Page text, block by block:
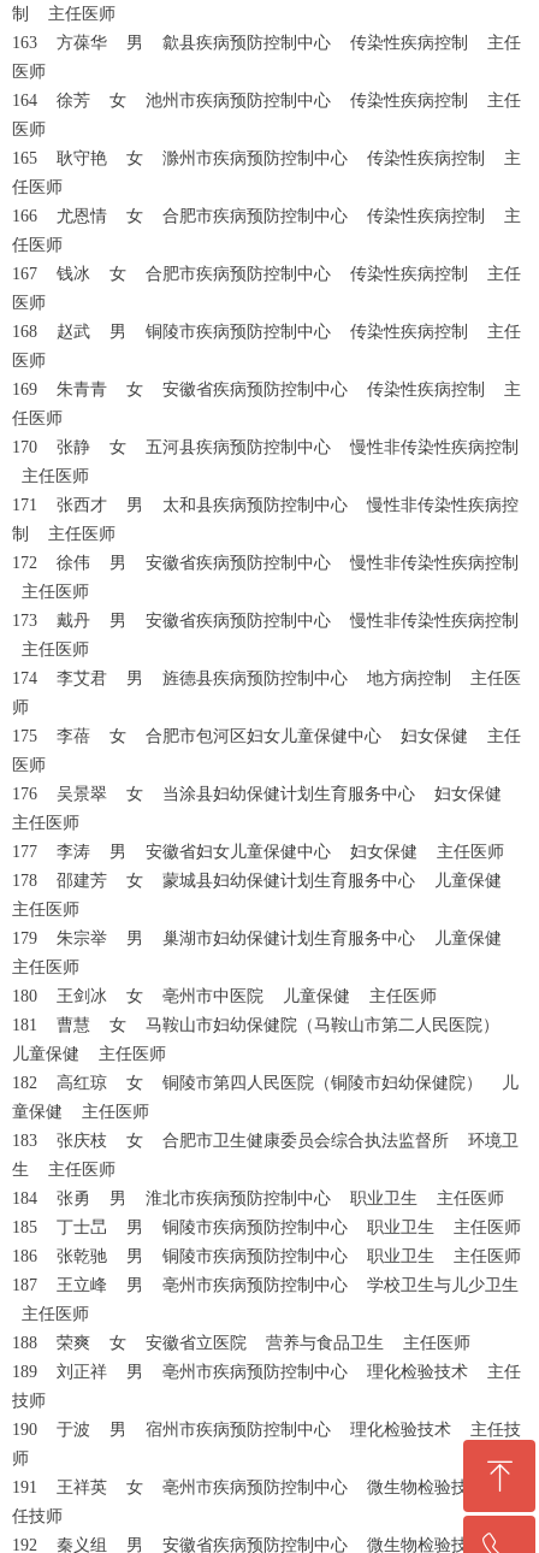
制 主任医师
163 方葆华 男 歙县疾病预防控制中心 传染性疾病控制 主任
医师
164 徐芳 女 池州市疾病预防控制中心 传染性疾病控制 主任
医师
165 耿守艳 女 滁州市疾病预防控制中心 传染性疾病控制 主
任医师
166 尤恩情 女 合肥市疾病预防控制中心 传染性疾病控制 主
任医师
167 钱冰 女 合肥市疾病预防控制中心 传染性疾病控制 主任
医师
168 赵武 男 铜陵市疾病预防控制中心 传染性疾病控制 主任
医师
169 朱青青 女 安徽省疾病预防控制中心 传染性疾病控制 主
任医师
170 张静 女 五河县疾病预防控制中心 慢性非传染性疾病控制
主任医师
171 张西才 男 太和县疾病预防控制中心 慢性非传染性疾病控
制 主任医师
172 徐伟 男 安徽省疾病预防控制中心 慢性非传染性疾病控制
主任医师
173 戴丹 男 安徽省疾病预防控制中心 慢性非传染性疾病控制
主任医师
174 李艾君 男 旌德县疾病预防控制中心 地方病控制 主任医
师
175 李蓓 女 合肥市包河区妇女儿童保健中心 妇女保健 主任
医师
176 吴景翠 女 当涂县妇幼保健计划生育服务中心 妇女保健
主任医师
177 李涛 男 安徽省妇女儿童保健中心 妇女保健 主任医师
178 邵建芳 女 蒙城县妇幼保健计划生育服务中心 儿童保健
主任医师
179 朱宗举 男 巢湖市妇幼保健计划生育服务中心 儿童保健
主任医师
180 王剑冰 女 亳州市中医院 儿童保健 主任医师
181 曹慧 女 马鞍山市妇幼保健院（马鞍山市第二人民医院）
儿童保健 主任医师
182 高红琼 女 铜陵市第四人民医院（铜陵市妇幼保健院） 儿
童保健 主任医师
183 张庆枝 女 合肥市卫生健康委员会综合执法监督所 环境卫
生 主任医师
184 张勇 男 淮北市疾病预防控制中心 职业卫生 主任医师
185 丁士旵 男 铜陵市疾病预防控制中心 职业卫生 主任医师
186 张乾驰 男 铜陵市疾病预防控制中心 职业卫生 主任医师
187 王立峰 男 亳州市疾病预防控制中心 学校卫生与儿少卫生
主任医师
188 荣爽 女 安徽省立医院 营养与食品卫生 主任医师
189 刘正祥 男 亳州市疾病预防控制中心 理化检验技术 主任
技师
190 于波 男 宿州市疾病预防控制中心 理化检验技术 主任技
师
191 王祥英 女 亳州市疾病预防控制中心 微生物检验技术 主
任技师
192 秦义组 男 安徽省疾病预防控制中心 微生物检验技术 主
ꁸ
回到顶部